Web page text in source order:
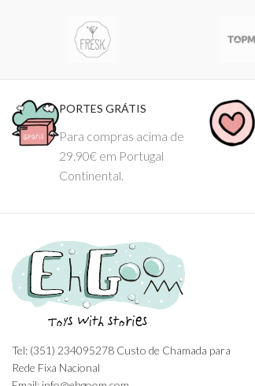
PORTES GRÁTIS
Para compras acima de
29.90€ em Portugal
Continental.
Tel: (351) 234095278 Custo de Chamada para
Rede Fixa Nacional